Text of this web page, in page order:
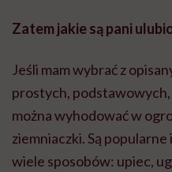
Zatem jakie są pani
Jeśli mam wybrać z
prostych,
można wyhodować w
ziemniaczki. Są
wiele sposobów: upiec,